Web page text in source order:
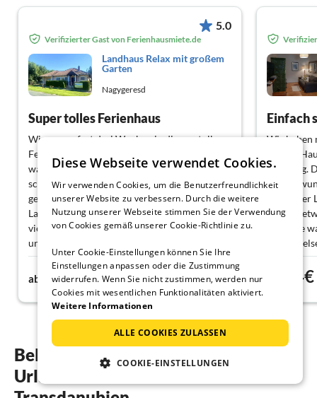
5.0
Verifizierter Gast von Ferienhausmiete.de
Landhaus Relax mit großem
Garten
Nagygeresd
Super tolles Ferienhaus
Wir waren fast drei Wochen in diesem tollen
Ferienhaus und es war wunderbar. Das Haus
war sehr sauber und super ausgestattet. Es ist
schön renoviert und die Betten sind bequemer
gewesen, als unseren eigenen zu Hause. Die
Lage ist sehr ruhig und naturnah. Wir hatten
viele Rehe direkt vor der Haustür und haben
uns gefreut, diese immer beobachten zu
können. Die Vermieter haben tolle
Ausflugsmöglichkeiten mit an die Hand
gegeben und waren für alle Belange
erreichbar.
ab 109€ Nacht
Einfach
Wir haben
diesem
Ordnung.
Garten
sich
Pool ist
Ausflüge
einer
wurde
Umgebung
kann sich
94€
Beliebte Regionen und Orte für ihren
Urlaub mit Hund in West-
Diese Webseite verwendet Cookies.
Wir verwenden Cookies, um die Benutzerfreundlichkeit
unserer Website zu verbessern. Durch die weitere
Nutzung unserer Webseite stimmen Sie der Verwendung
von Cookies gemäß unserer Cookie-Richtlinie zu.
Unter Cookie-Einstellungen können Sie Ihre
Einstellungen anpassen oder die Zustimmung
widerrufen. Wenn Sie nicht zustimmen, werden nur
Cookies mit wesentlichen Funktionalitäten aktiviert.
Weitere Informationen
ALLE COOKIES ZULASSEN
COOKIE-EINSTELLUNGEN